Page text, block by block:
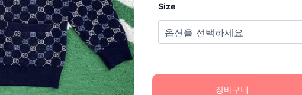
Size
장바구니